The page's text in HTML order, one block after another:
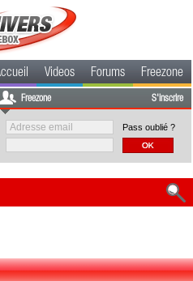
Videos Forums Freezone
Freezone S'inscrire
Pass oublié ?